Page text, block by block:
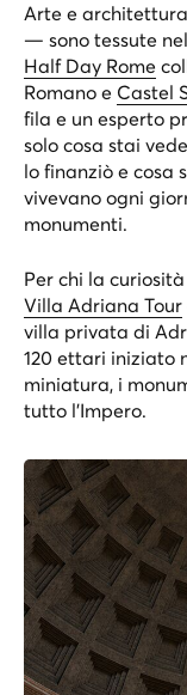
Arte e
— sono tessute
Half Day Rome
Romano e Castel
fila e un esperto
solo cosa stai
lo finanziò e cosa
vivevano ogni
monumenti.
Per chi la
Villa Adriana Tour
villa privata di
120 ettari iniziato
miniatura, i
tutto l’Impero.